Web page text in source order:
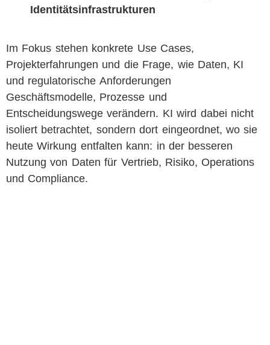
Identitätsinfrastrukturen
Im Fokus stehen konkrete Use Cases,
Projekterfahrungen und die Frage, wie Daten, KI
und regulatorische Anforderungen
Geschäftsmodelle, Prozesse und
Entscheidungswege verändern. KI wird dabei nicht
isoliert betrachtet, sondern dort eingeordnet, wo sie
heute Wirkung entfalten kann: in der besseren
Nutzung von Daten für Vertrieb, Risiko, Operations
und Compliance.